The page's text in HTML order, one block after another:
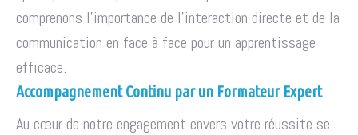
comprenons l'importance de l'interaction directe et de la
communication en face à face pour un apprentissage
efficace.
Accompagnement Continu par un Formateur Expert
Au cœur de notre engagement envers votre réussite se